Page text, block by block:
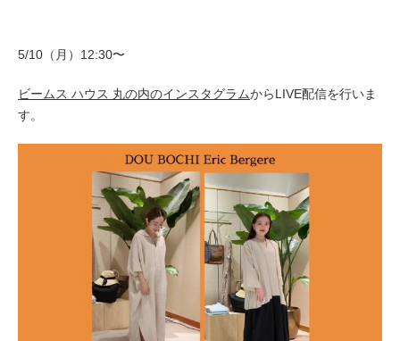
5/10（月）12:30〜
ビームス ハウス 丸の内のインスタグラムからLIVE配信を行いま
す。